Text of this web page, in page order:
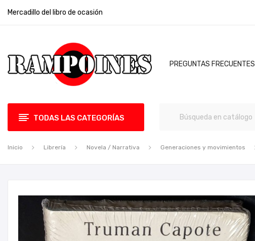
Mercadillo del libro de ocasión
PREGUNTAS FRECUENTES
TODAS LAS CATEGORÍAS
Inicio Librería Novela / Narrativa Generaciones y movimientos